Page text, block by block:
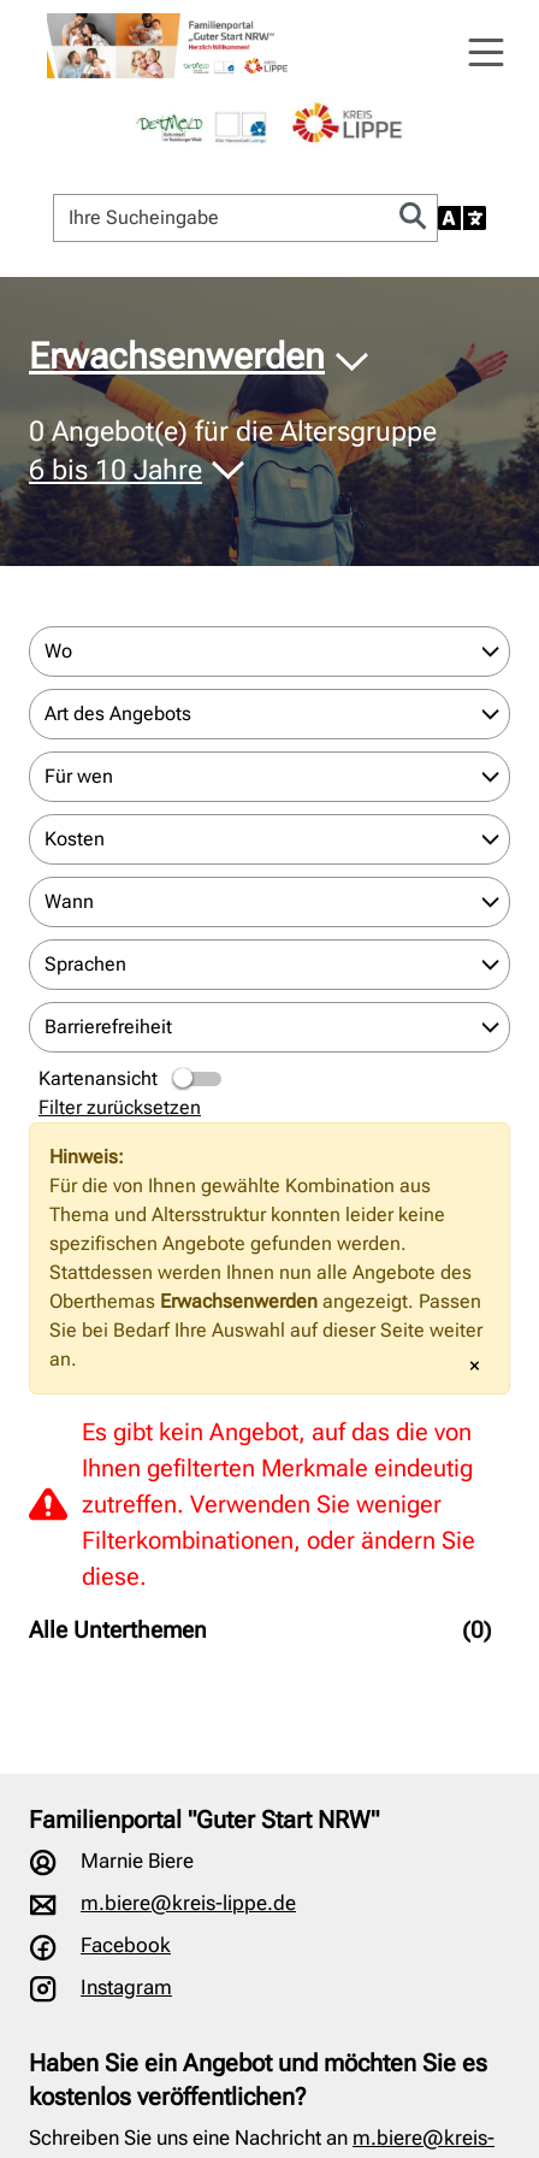
Erwachsenwerden
0Angebot(e) für die Altersgruppe
6 bis 10 Jahre
Alle Unterthemen (0)
Wo
Art des Angebots
Für wen
Kosten
Wann
Sprachen
Barrierefreiheit
Kartenansicht
Filter zurücksetzen
Hinweis:
Für die von Ihnen gewählte Kombination aus
Thema und Altersstruktur konnten leider keine
spezifischen Angebote gefunden werden.
Stattdessen werden Ihnen nun alle Angebote des
Oberthemas Erwachsenwerden angezeigt. Passen
Sie bei Bedarf Ihre Auswahl auf dieser Seite weiter
an.
×
Es gibt kein Angebot, auf das die von
Ihnen gefilterten Merkmale eindeutig
zutreffen. Verwenden Sie weniger
Filterkombinationen, oder ändern Sie
diese.
Familienportal "Guter Start NRW"
Marnie Biere
m.biere@kreis-lippe.de
Facebook
Instagram
Haben Sie ein Angebot und möchten Sie es
kostenlos veröffentlichen?
Schreiben Sie uns eine Nachricht an m.biere@kreis-